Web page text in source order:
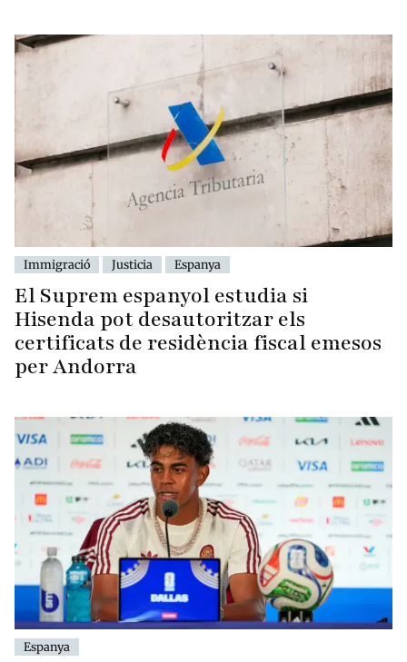
Immigració Justicia Espanya
El Suprem espanyol estudia si
Hisenda pot desautoritzar els
certificats de residència fiscal emesos
per Andorra
Espanya